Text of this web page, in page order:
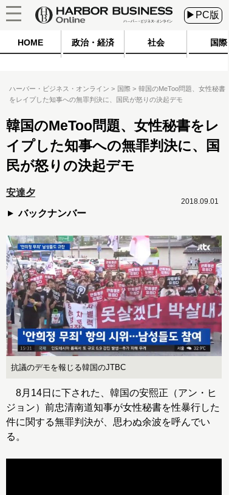
▶PC版
HOME 政治・経済 社会 国際
ハーバー・ビジネス・オンライン 国際
韓国のMeToo問題、女性秘書
をレイプした知事への無罪判決に、国民が怒りの決起デモ
韓国のMeToo問題、女性秘書をレ
イプした知事への無罪判決に、国
民が怒りの決起デモ
安達夕
バックナンバー
2018.09.01
抗議のデモを報じる韓国のJTBC
8月14日に下された、韓国の安熙正（アン・ヒ
ジョン）前忠清南道知事が女性秘書を性暴行した
件に関する無罪判決が、思わぬ余波を呼んでい
る。